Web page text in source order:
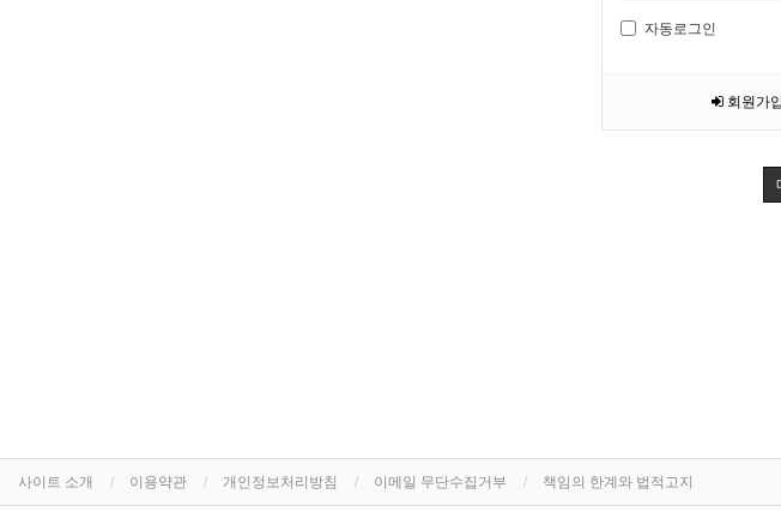
자동로그인
회원가입
사이트 소개 이용약관 개인정보처리방침 이메일 무단수집거부 책임의 한계와 법적고지